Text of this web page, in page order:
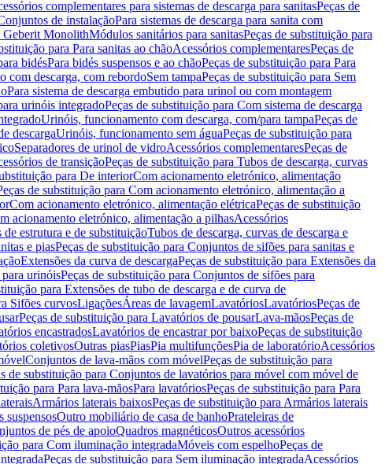
complementares para sistemas de descarga para sanitasPeças de
de instalaçãoPara sistemas de descarga para sanita com
Geberit MonolithMódulos sanitários para sanitasPeças de substituição para
para Para sanitas ao chãoAcessórios complementaresPeças de
bidésPara bidés suspensos e ao chãoPeças de substituição para Para
com descarga, com rebordoSem tampaPeças de substituição para Sem
Para sistema de descarga embutido para urinol ou com montagem
urinóis integradoPeças de substituição para Com sistema de descarga
Urinóis, funcionamento com descarga, com/para tampaPeças de
descargaUrinóis, funcionamento sem águaPeças de substituição para
Separadores de urinol de vidroAcessórios complementaresPeças de
de transiçãoPeças de substituição para Tubos de descarga, curvas
para De interiorCom acionamento eletrónico, alimentação
de substituição para Com acionamento eletrónico, alimentação a
Com acionamento eletrónico, alimentação elétricaPeças de substituição
acionamento eletrónico, alimentação a pilhasAcessórios
estrutura e de substituiçãoTubos de descarga, curvas de descarga e
e piasPeças de substituição para Conjuntos de sifões para sanitas e
Extensões da curva de descargaPeças de substituição para Extensões da
urinóisPeças de substituição para Conjuntos de sifões para
para Extensões de tubo de descarga e de curva de
Sifões curvosLigaçõesÁreas de lavagemLavatóriosLavatóriosPeças de
Peças de substituição para Lavatórios de pousarLava-mãosPeças de
encastradosLavatórios de encastrar por baixoPeças de substituição
coletivosOutras piasPiasPia multifunçõesPia de laboratórioAcessórios
Conjuntos de lava-mãos com móvelPeças de substituição para
de substituição para Conjuntos de lavatórios para móvel com móvel de
para Para lava-mãosPara lavatóriosPeças de substituição para Para
Armários laterais baixosPeças de substituição para Armários laterais
suspensosOutro mobiliário de casa de banhoPrateleiras de
de pés de apoioQuadros magnéticosOutros acessórios
para Com iluminação integradaMóveis com espelhoPeças de
Peças de substituição para Sem iluminação integradaAcessórios